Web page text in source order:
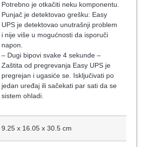
Potrebno je otkačiti neku komponentu.
Punjač je detektovao grešku: Easy
UPS je detektovao unutrašnji problem
i nije više u mogućnosti da isporuči
napon.
– Dugi bipovi svake 4 sekunde –
Zaštita od pregrevanja Easy UPS je
pregrejan i ugasiće se. Isključivati po
jedan uređaj ili sačekati par sati da se
sistem ohladi.
9.25 x 16.05 x 30.5 cm